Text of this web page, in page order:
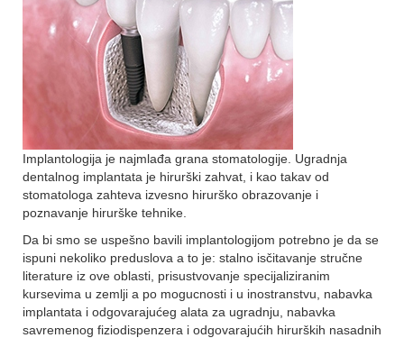
Implantologija je najmlađa grana stomatologije. Ugradnja
dentalnog implantata je hirurški zahvat, i kao takav od
stomatologa zahteva izvesno hirurško obrazovanje i
poznavanje hirurške tehnike.
Da bi smo se uspešno bavili implantologijom potrebno je da se
ispuni nekoliko preduslova a to je: stalno isčitavanje stručne
literature iz ove oblasti, prisustvovanje specijaliziranim
kursevima u zemlji a po mogucnosti i u inostranstvu, nabavka
implantata i odgovarajućeg alata za ugradnju, nabavka
savremenog fiziodispenzera i odgovarajućih hirurških nasadnih